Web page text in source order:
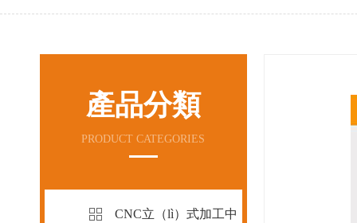
產品分類
PRODUCT CATEGORIES
CNC立（lì）式加工中